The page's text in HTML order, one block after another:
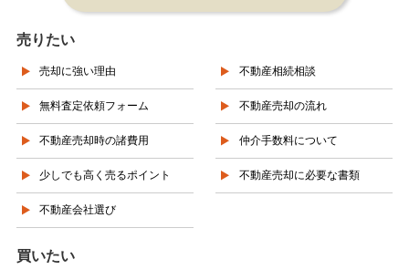
売りたい
売却に強い理由 不動産相続相談
無料査定依頼フォーム 不動産売却の流れ
不動産売却時の諸費用 仲介手数料について
少しでも高く売るポイント 不動産売却に必要な書類
不動産会社選び
買いたい